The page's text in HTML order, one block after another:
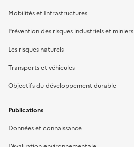
Mobilités et Infrastructures
Prévention des risques industriels et miniers
Les risques naturels
Transports et véhicules
Objectifs du développement durable
Publications
Données et connaissance